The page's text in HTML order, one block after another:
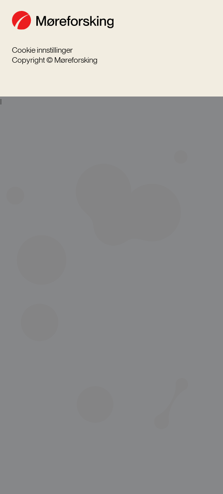
Cookie innstillinger
Copyright © Møreforsking
I